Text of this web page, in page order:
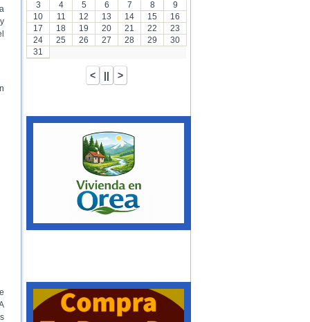
3
4 5 6 7 8
9
10
11 12 13 14 15
16
17
18 19 20 21 22
23
24
25 26 27 28 29
30
31